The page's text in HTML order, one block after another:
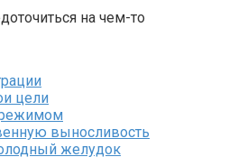
цели
режимом
выносливость
желудок